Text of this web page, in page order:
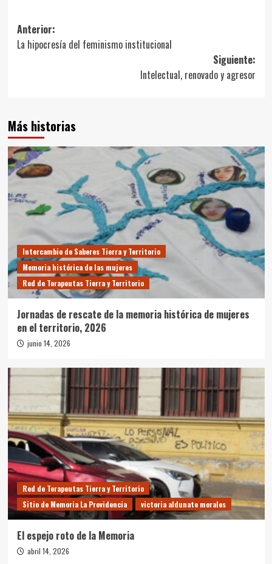
Navegación
de
Anterior:
La hipocresía del feminismo institucional
Siguiente:
Intelectual, renovado y agresor
Más historias
Intercambio de Saberes Tierra y Territorio
Memoria histórica de las mujeres
Red de Terapeutas Tierra y Territorio
Jornadas de rescate de la memoria histórica de mujeres
en el territorio, 2026
junio 14, 2026
Red de Terapeutas Tierra y Territorio
Sitio de Memoria La Providencia
victoria aldunate morales
El espejo roto de la Memoria
abril 14, 2026